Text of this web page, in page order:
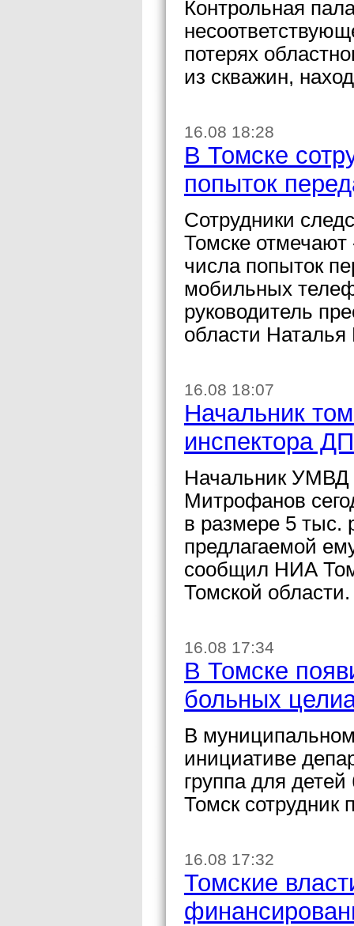
Контрольная
потерях
из скважин,
16.08 18:28
В Томске
попыток
Сотрудники
Томске
числа попыток
мобильных
руководитель
области
16.08 18:07
Начальник
инспектора
Начальник УМВД
Митрофанов
в размере 5 тыс.
предлагаемой
сообщил НИА
Томской области.
16.08 17:34
В Томске
больных
В
инициативе
группа для
Томск сотрудник
16.08 17:32
Томские